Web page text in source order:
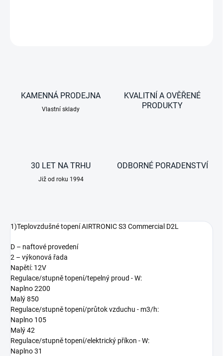
KAMENNÁ PRODEJNA
Vlastní sklady
KVALITNÍ A OVĚŘENÉ
PRODUKTY
30 LET NA TRHU
Již od roku 1994
ODBORNÉ PORADENSTVÍ
1)Teplovzdušné topení AIRTRONIC S3 Commercial D2L
D – naftové provedení
2 – výkonová řada
Napětí: 12V
Regulace/stupně topení/tepelný proud - W:
Naplno 2200
Malý 850
Regulace/stupně topení/průtok vzduchu - m3/h:
Naplno 105
Malý 42
Regulace/stupně topení/elektrický příkon - W:
Naplno 31